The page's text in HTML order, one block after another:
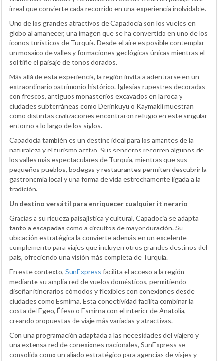
irreal que convierte cada recorrido en una experiencia inolvidable.
Uno de los grandes atractivos de Capadocia son los vuelos en
globo al amanecer, una imagen que se ha convertido en uno de los
iconos turísticos de Turquía. Desde el aire es posible contemplar
un mosaico de valles y formaciones geológicas únicas mientras el
sol tiñe el paisaje de tonos dorados.
Más allá de esta experiencia, la región invita a adentrarse en un
extraordinario patrimonio histórico. Iglesias rupestres decoradas
con frescos, antiguos monasterios excavados en la roca y
ciudades subterráneas como Derinkuyu o Kaymakli muestran
cómo distintas civilizaciones encontraron refugio en este singular
entorno a lo largo de los siglos.
Capadocia también es un destino ideal para los amantes de la
naturaleza y el turismo activo. Sus senderos recorren algunos de
los valles más espectaculares de Turquía, mientras que sus
pequeños pueblos, bodegas y restaurantes permiten descubrir la
gastronomía local y una forma de vida estrechamente ligada a la
tradición.
Un destino versátil para enriquecer cualquier itinerario
Gracias a su riqueza paisajística y cultural, Capadocia se adapta
tanto a escapadas como a circuitos de mayor duración. Su
ubicación estratégica la convierte además en un excelente
complemento para viajes que incluyen otros grandes destinos del
país, ofreciendo una visión más completa de Turquía.
En este contexto, SunExpress facilita el acceso a la región
mediante su amplia red de vuelos domésticos, permitiendo
diseñar itinerarios cómodos y flexibles con conexiones desde
ciudades como Esmirna. Esta conectividad facilita combinar la
costa del Egeo, Éfeso o Esmirna con el interior de Anatolia,
creando propuestas de viaje más variadas y atractivas.
Con una programación adaptada a las necesidades del viajero y
una extensa red de conexiones nacionales, SunExpress se
consolida como un aliado estratégico para agencias de viajes y